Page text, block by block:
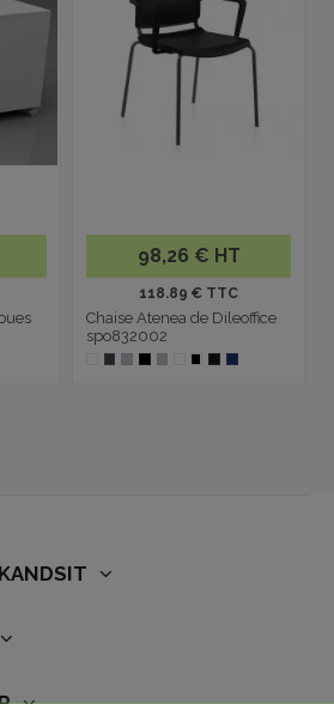
98,26 € HT
118.89 € TTC
Chaise Atenea de Dileoffice
spo832002